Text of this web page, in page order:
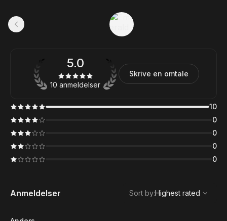
5.0
10 anmeldelser
Skrive en omtale
10
0
0
0
0
Anmeldelser
Highest rated
Sort by:Highest rated